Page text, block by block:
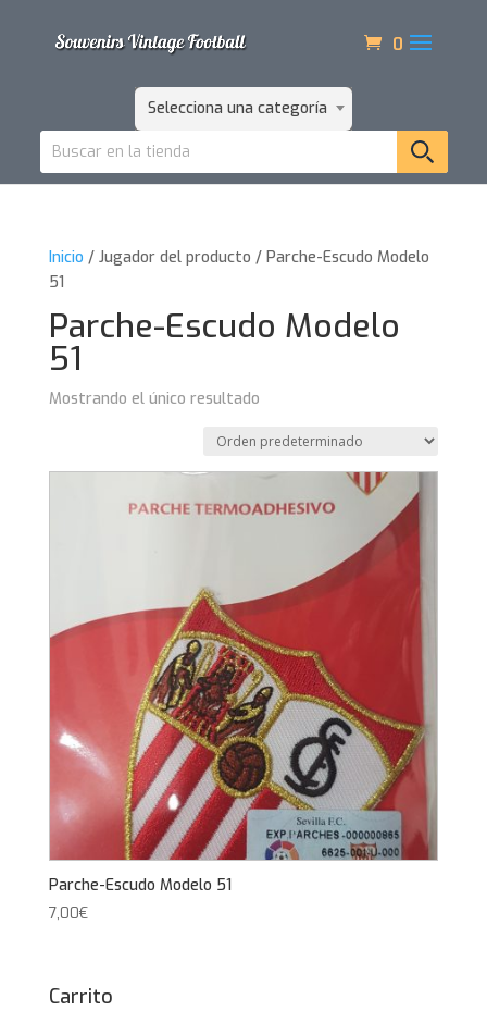
0
Selecciona una categoría
Inicio / Jugador del producto / Parche-Escudo Modelo
51
Parche-Escudo Modelo
51
Mostrando el único resultado
Parche-Escudo Modelo 51
7,00€
Carrito